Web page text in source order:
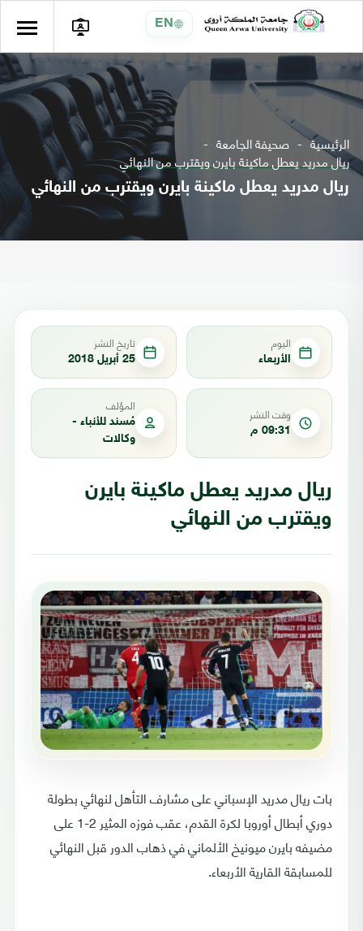
EN
الرئيسية صحيفة الجامعة
ريال مدريد يعطل ماكينة بايرن ويقترب من النهائي
ريال مدريد يعطل ماكينة بايرن ويقترب من النهائي
اليوم
الأربعاء
تاريخ النشر
25 أبريل 2018
وقت النشر
09:31 م
المؤلف
مُسند للأنباء -
وكالات
ريال مدريد يعطل ماكينة بايرن
ويقترب من النهائي
بات ريال مدريد الإسباني على مشارف التأهل لنهائي بطولة
دوري أبطال أوروبا لكرة القدم، عقب فوزه المثير 2-1 على
مضيفه بايرن ميونيخ الألماني في ذهاب الدور قبل النهائي
للمسابقة القارية الأربعاء.